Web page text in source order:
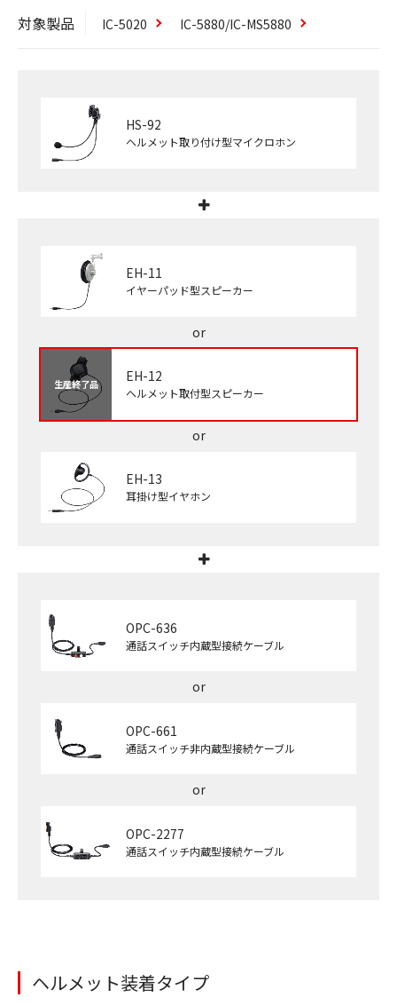
対象製品 IC-5020 IC-5880/IC-MS5880
HS-92
ヘルメット取り付け型マイクロホン
EH-11
イヤーパッド型スピーカー
生産終了品 EH-12
ヘルメット取付型スピーカー
EH-13
耳掛け型イヤホン
OPC-636
通話スイッチ内蔵型接続ケーブル
OPC-661
通話スイッチ非内蔵型接続ケーブル
OPC-2277
通話スイッチ内蔵型接続ケーブル
ヘルメット装着タイプ